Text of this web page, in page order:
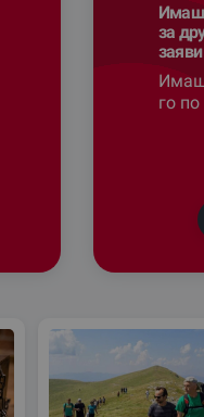
Имаш
за
Имаш
го